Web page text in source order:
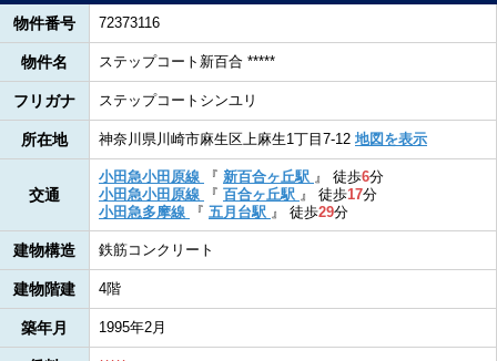
物件番号 72373116
物件名 ステップコート新百合 *****
フリガナ ステップコートシンユリ
所在地 神奈川県川崎市麻生区上麻生1丁目7-12 地図を表示
交通
小田急小田原線 『 新百合ヶ丘駅 』 徒歩6分
小田急小田原線
『 百合ヶ丘駅 』 徒歩17分
小田急多摩線
『 五月台駅 』 徒歩29分
建物構造 鉄筋コンクリート
建物階建 4階
築年月 1995年2月